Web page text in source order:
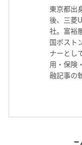
東京都出
後、三菱
社。富裕
国ボスト
ナーとし
用・保険
融記事の